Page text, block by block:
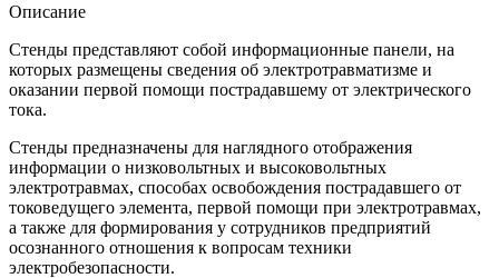
Описание
Стенды представляют собой информационные панели, на
которых размещены сведения об электротравматизме и
оказании первой помощи пострадавшему от электрического
тока.
Стенды предназначены для наглядного отображения
информации о низковольтных и высоковольтных
электротравмах, способах освобождения пострадавшего от
токоведущего элемента, первой помощи при электротравмах,
а также для формирования у сотрудников предприятий
осознанного отношения к вопросам техники
электробезопасности.